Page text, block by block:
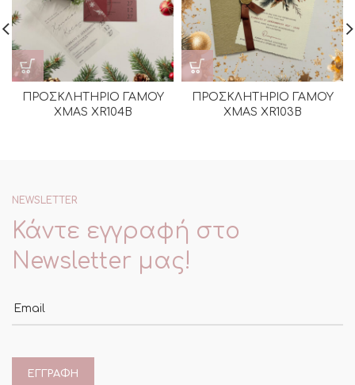
ΠΡΟΣΚΛΗΤΗΡΙΟ ΓΑΜΟΥ
XMAS XR104Β
ΠΡΟΣΚΛΗΤΗΡΙΟ ΓΑΜΟΥ
XMAS XR103Β
NEWSLETTER
Κάντε εγγραφή στο
Newsletter μας!